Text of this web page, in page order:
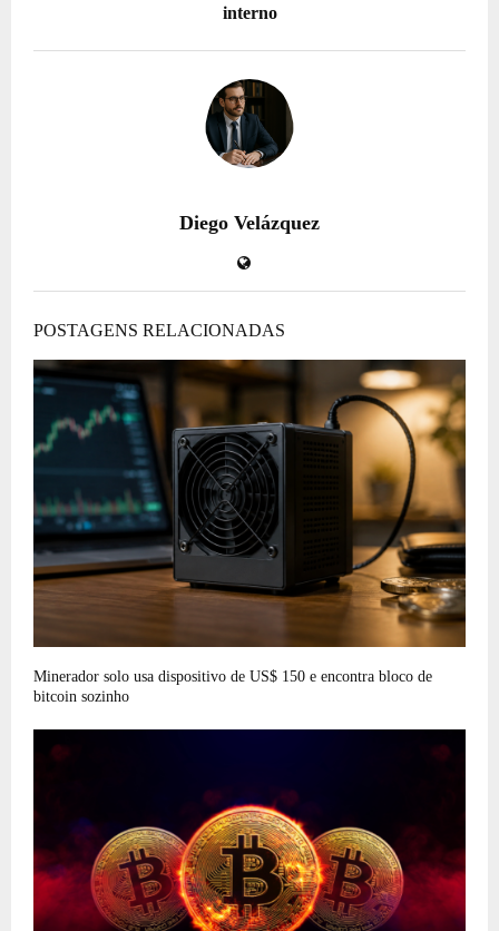
interno
Diego Velázquez
POSTAGENS RELACIONADAS
Minerador solo usa dispositivo de US$ 150 e encontra bloco de
bitcoin sozinho